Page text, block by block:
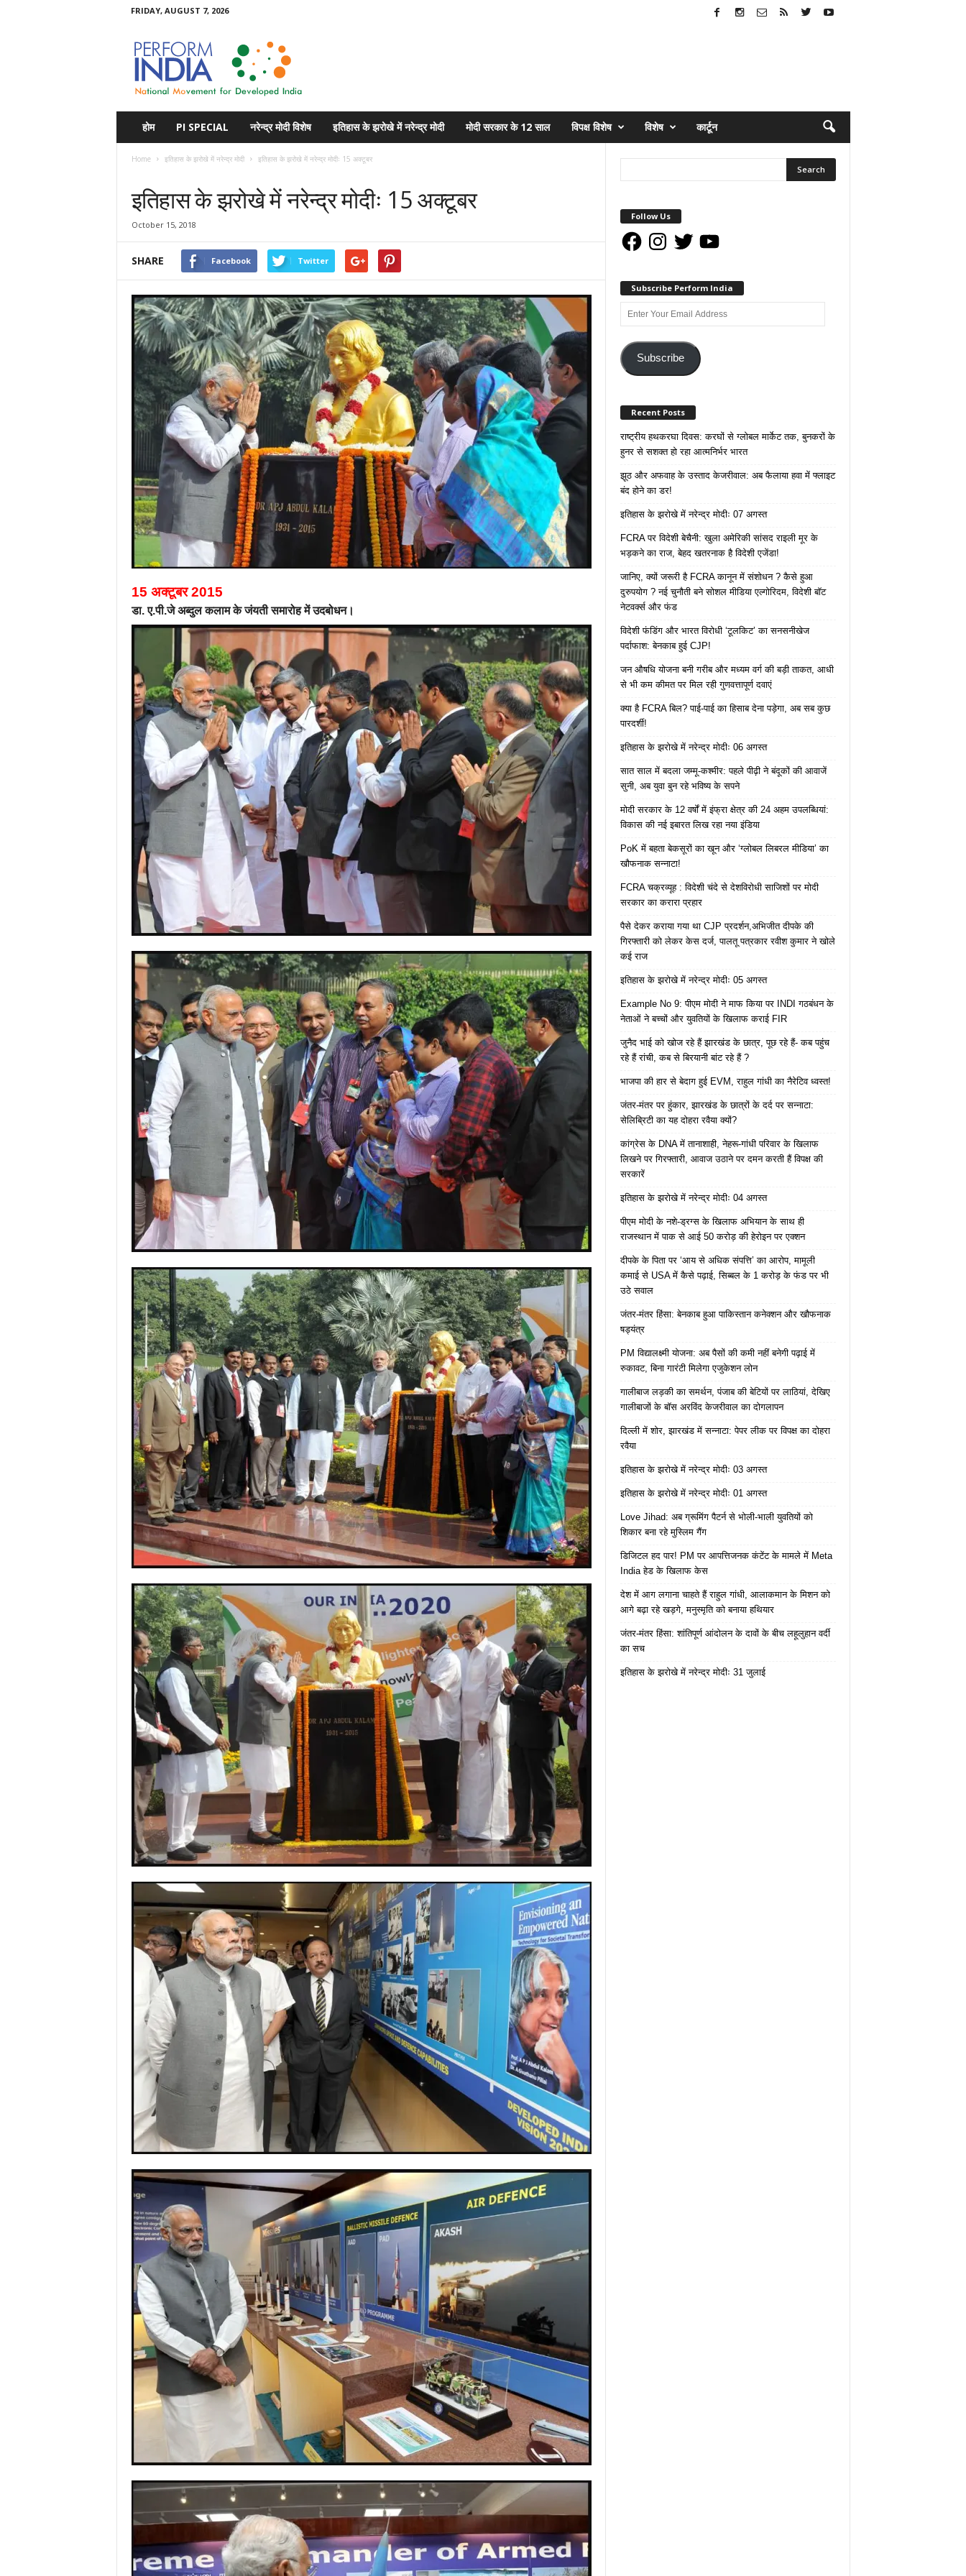
FRIDAY, AUGUST 7, 2026
होम PI SPECIAL नरेन्द्र मोदी विशेष इतिहास के झरोखे में नरेन्द्र मोदी मोदी सरकार के 12 साल विपक्ष विशेष विशेष कार्टून
Home इतिहास के झरोखे में नरेन्द्र मोदी इतिहास के झरोखे में नरेन्द्र मोदीः 15 अक्टूबर
इतिहास के झरोखे में नरेन्द्र मोदीः 15 अक्टूबर
October 15, 2018
SHARE Facebook Twitter
15 अक्टूबर 2015
डा. ए.पी.जे अब्दुल कलाम के जंयती समारोह में उदबोधन।
Follow Us
FacebookInstagram
Twitter YouTube
Subscribe Perform India
Enter
Your
AddressSubscribe
Recent Posts
राष्ट्रीय हथकरघा दिवस: करघों से ग्लोबल मार्केट तक, बुनकरों के
हुनर से सशक्त हो रहा आत्मनिर्भर भारत
झूठ और अफवाह के उस्ताद केजरीवाल: अब फैलाया हवा में फ्लाइट
बंद होने का डर!
इतिहास के झरोखे में नरेन्द्र मोदीः 07 अगस्त
FCRA पर विदेशी बेचैनी: खुला अमेरिकी सांसद राइली मूर के
भड़कने का राज, बेहद खतरनाक है विदेशी एजेंडा!
जानिए, क्यों जरूरी है FCRA कानून में संशोधन ? कैसे हुआ
दुरुपयोग ? नई चुनौती बने सोशल मीडिया एल्गोरिदम, विदेशी बॉट
नेटवर्क्स और फंड
विदेशी फंडिंग और भारत विरोधी ‘टूलकिट’ का सनसनीखेज
पर्दाफाश: बेनकाब हुई CJP!
जन औषधि योजना बनी गरीब और मध्यम वर्ग की बड़ी ताकत, आधी
से भी कम कीमत पर मिल रही गुणवत्तापूर्ण दवाएं
क्या है FCRA बिल? पाई-पाई का हिसाब देना पड़ेगा, अब सब कुछ
पारदर्शी!
इतिहास के झरोखे में नरेन्द्र मोदीः 06 अगस्त
सात साल में बदला जम्मू-कश्मीर: पहले पीढ़ी ने बंदूकों की आवाजें
सुनी, अब युवा बुन रहे भविष्य के सपने
मोदी सरकार के 12 वर्षों में इंफ्रा क्षेत्र की 24 अहम उपलब्धियां:
विकास की नई इबारत लिख रहा नया इंडिया
PoK में बहता बेकसूरों का खून और ‘ग्लोबल लिबरल मीडिया’ का
खौफनाक सन्नाटा!
FCRA चक्रव्यूह : विदेशी चंदे से देशविरोधी साजिशों पर मोदी
सरकार का करारा प्रहार
पैसे देकर कराया गया था CJP प्रदर्शन,अभिजीत दीपके की
गिरफ्तारी को लेकर केस दर्ज, पालतू पत्रकार रवीश कुमार ने खोले
कई राज
इतिहास के झरोखे में नरेन्द्र मोदीः 05 अगस्त
Example No 9: पीएम मोदी ने माफ किया पर INDI गठबंधन के
नेताओं ने बच्चों और युवतियों के खिलाफ कराई FIR
जुनैद भाई को खोज रहे हैं झारखंड के छात्र, पूछ रहे हैं- कब पहुंच
रहे हैं रांची, कब से बिरयानी बांट रहे हैं ?
भाजपा की हार से बेदाग हुई EVM, राहुल गांधी का नैरेटिव ध्वस्त!
जंतर-मंतर पर हुंकार, झारखंड के छात्रों के दर्द पर सन्नाटा:
सेलिब्रिटी का यह दोहरा रवैया क्यों?
कांग्रेस के DNA में तानाशाही, नेहरू-गांधी परिवार के खिलाफ
लिखने पर गिरफ्तारी, आवाज उठाने पर दमन करती हैं विपक्ष की
सरकारें
इतिहास के झरोखे में नरेन्द्र मोदीः 04 अगस्त
पीएम मोदी के नशे-ड्रग्स के खिलाफ अभियान के साथ ही
राजस्थान में पाक से आई 50 करोड़ की हेरोइन पर एक्शन
दीपके के पिता पर ‘आय से अधिक संपत्ति’ का आरोप, मामूली
कमाई से USA में कैसे पढ़ाई, सिब्बल के 1 करोड़ के फंड पर भी
उठे सवाल
जंतर-मंतर हिंसा: बेनकाब हुआ पाकिस्तान कनेक्शन और खौफनाक
षड्यंत्र
PM विद्यालक्ष्मी योजना: अब पैसों की कमी नहीं बनेगी पढ़ाई में
रुकावट, बिना गारंटी मिलेगा एजुकेशन लोन
गालीबाज लड़की का समर्थन, पंजाब की बेटियों पर लाठियां, देखिए
गालीबाजों के बॉस अरविंद केजरीवाल का दोगलापन
दिल्ली में शोर, झारखंड में सन्नाटा: पेपर लीक पर विपक्ष का दोहरा
रवैया
इतिहास के झरोखे में नरेन्द्र मोदीः 03 अगस्त
इतिहास के झरोखे में नरेन्द्र मोदीः 01 अगस्त
Love Jihad: अब ग्रूमिंग पैटर्न से भोली-भाली युवतियों को
शिकार बना रहे मुस्लिम गैंग
डिजिटल हद पार! PM पर आपत्तिजनक कंटेंट के मामले में Meta
India हेड के खिलाफ केस
देश में आग लगाना चाहते हैं राहुल गांधी, आलाकमान के मिशन को
आगे बढ़ा रहे खड़गे, मनुस्मृति को बनाया हथियार
जंतर-मंतर हिंसा: शांतिपूर्ण आंदोलन के दावों के बीच लहूलुहान वर्दी
का सच
इतिहास के झरोखे में नरेन्द्र मोदीः 31 जुलाई